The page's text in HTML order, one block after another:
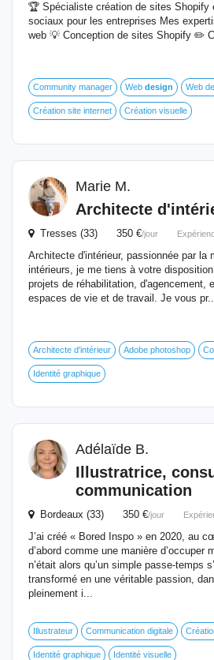
🏆 Spécialiste création de sites Shopify
sociaux pour les entreprises Mes
web 💡 Conception de sites Shopify ✏️
Community manager Web design Web
Création site internet Création visuelle
Marie M.
Architecte
Tresses (33) 350 €/jour
Architecte d'intérieur, passionnée par la
intérieurs, je me tiens à votre
projets de réhabilitation, d'agencement,
espaces de vie et de travail. Je vous
Architecte d'intérieur Adobe photoshop
Identité graphique
Adélaïde B.
Illustratrice,
communication
Bordeaux (33) 350 €/jour
J’ai créé « Bored Inspo » en 2020, au
d’abord comme une manière d’occuper
n’était alors qu’un simple passe-temps
transformé en une véritable passion,
pleinement i...
Illustrateur Communication digitale
Identité graphique Identité visuelle